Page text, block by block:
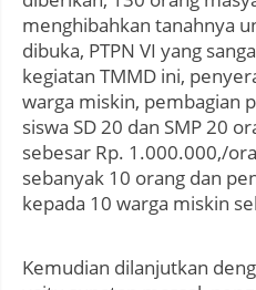
menghibahkan tanahnya
dibuka, PTPN VI yang
kegiatan TMMD ini,
warga miskin, pembagian
siswa SD 20 dan SMP 20
sebesar Rp. 1.000.000,/
sebanyak 10 orang dan
kepada 10 warga miskin
Kemudian dilanjutkan